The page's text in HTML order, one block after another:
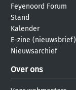
Feyenoord Forum
Stand
Kalender
E-zine (nieuwsbrief)
Nieuwsarchief
Over ons